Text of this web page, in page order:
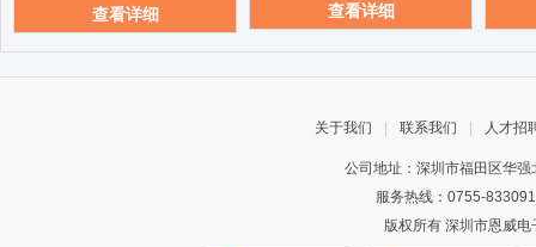
查看详细 查看详细
关于我们 联系我们 人才招
公司地址：深圳市福田区华
服务热线：0755-
版权所有 深圳市恩威